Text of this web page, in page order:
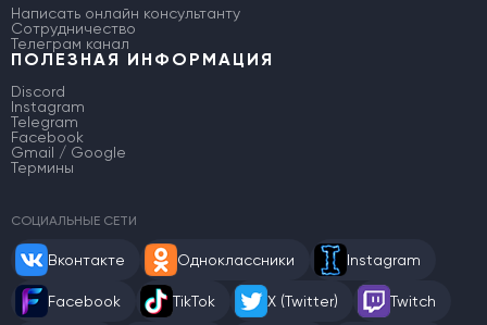
Написать онлайн консультанту
Сотрудничество
Телеграм канал
ПОЛЕЗНАЯ ИНФОРМАЦИЯ
Discord
Instagram
Telegram
Facebook
Gmail / Google
Термины
СОЦИАЛЬНЫЕ СЕТИ
Вконтакте Одноклассники Instagram
Facebook TikTok X (Twitter) Twitch